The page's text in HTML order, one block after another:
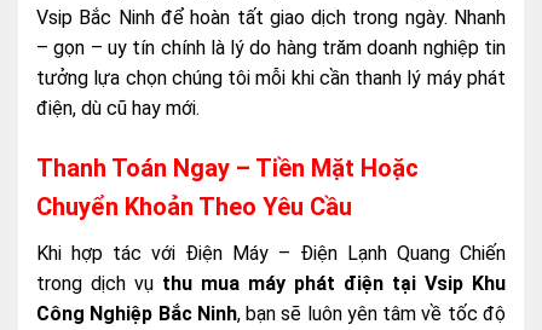
Vsip Bắc Ninh để hoàn tất giao dịch trong ngày. Nhanh
– gọn – uy tín chính là lý do hàng trăm doanh nghiệp tin
tưởng lựa chọn chúng tôi mỗi khi cần thanh lý máy phát
điện, dù cũ hay mới.
Thanh Toán Ngay – Tiền Mặt Hoặc
Chuyển Khoản Theo Yêu Cầu
Khi hợp tác với Điện Máy – Điện Lạnh Quang Chiến
trong dịch vụ thu mua máy phát điện tại Vsip Khu
Công Nghiệp Bắc Ninh, bạn sẽ luôn yên tâm về tốc độ